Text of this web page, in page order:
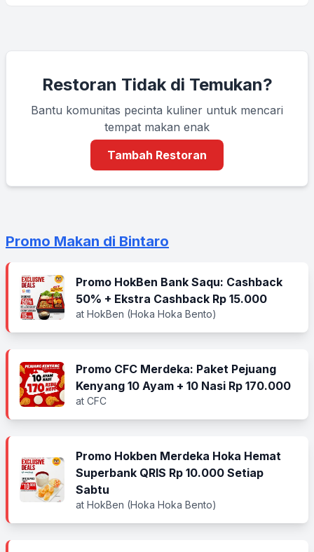
Restoran Tidak di Temukan?
Bantu komunitas pecinta kuliner untuk mencari
tempat makan enak
Tambah Restoran
Promo Makan di Bintaro
Promo HokBen Bank Saqu: Cashback
50% + Ekstra Cashback Rp 15.000
at HokBen (Hoka Hoka Bento)
Promo CFC Merdeka: Paket Pejuang
Kenyang 10 Ayam + 10 Nasi Rp 170.000
at CFC
Promo Hokben Merdeka Hoka Hemat
Superbank QRIS Rp 10.000 Setiap
Sabtu
at HokBen (Hoka Hoka Bento)